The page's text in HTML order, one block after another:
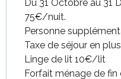
Du 31 Octobre au 31
75€/nuit.
Personne
Taxe de séjour en
Linge de lit 10€/lit
Forfait ménage de